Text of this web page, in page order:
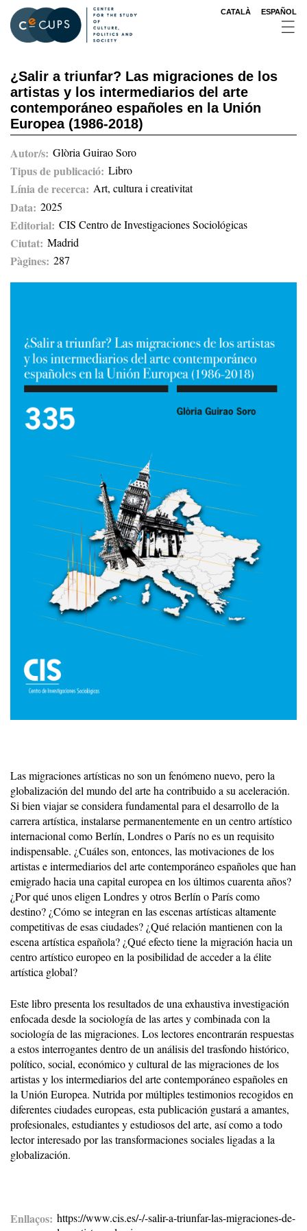
main
content
CATALÀ ESPAÑOL
¿Salir a triunfar? Las migraciones de los
artistas y los intermediarios del arte
contemporáneo españoles en la Unión
Europea (1986-2018)
Autor/s Glòria Guirao Soro
Tipus de publicació Libro
Línia de recerca Art, cultura i creativitat
Data 2025
Editorial CIS Centro de Investigaciones Sociológicas
Ciutat Madrid
Pàgines 287
Las migraciones artísticas no son un fenómeno nuevo, pero la
globalización del mundo del arte ha contribuido a su aceleración.
Si bien viajar se considera fundamental para el desarrollo de la
carrera artística, instalarse permanentemente en un centro artístico
internacional como Berlín, Londres o París no es un requisito
indispensable. ¿Cuáles son, entonces, las motivaciones de los
artistas e intermediarios del arte contemporáneo españoles que han
emigrado hacia una capital europea en los últimos cuarenta años?
¿Por qué unos eligen Londres y otros Berlín o París como
destino? ¿Cómo se integran en las escenas artísticas altamente
competitivas de esas ciudades? ¿Qué relación mantienen con la
escena artística española? ¿Qué efecto tiene la migración hacia un
centro artístico europeo en la posibilidad de acceder a la élite
artística global?
Este libro presenta los resultados de una exhaustiva investigación
enfocada desde la sociología de las artes y combinada con la
sociología de las migraciones. Los lectores encontrarán respuestas
a estos interrogantes dentro de un análisis del trasfondo histórico,
político, social, económico y cultural de las migraciones de los
artistas y los intermediarios del arte contemporáneo españoles en
la Unión Europea. Nutrida por múltiples testimonios recogidos en
diferentes ciudades europeas, esta publicación gustará a amantes,
profesionales, estudiantes y estudiosos del arte, así como a todo
lector interesado por las transformaciones sociales ligadas a la
globalización.
Enllaços https://www.cis.es/-/-salir-a-triunfar-las-migraciones-de-